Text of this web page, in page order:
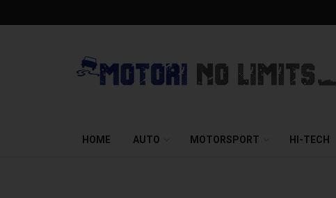
HOME AUTO MOTORSPORT HI-TECH